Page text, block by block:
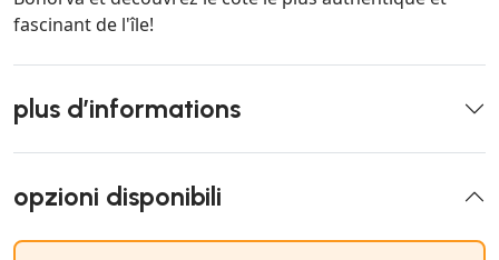
fascinant de l'île!
plus d’informations
opzioni disponibili